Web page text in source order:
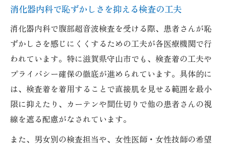
消化器内科で恥ずかしさを抑える検査の工夫
消化器内科で腹部超音波検査を受ける際、患者さんが恥
ずかしさを感じにくくするための工夫が各医療機関で行
われています。特に滋賀県守山市でも、検査着の工夫や
プライバシー確保の徹底が進められています。具体的に
は、検査着を着用することで直接肌を見せる範囲を最小
限に抑えたり、カーテンや間仕切りで他の患者さんの視
線を遮る配慮がなされています。
また、男女別の検査担当や、女性医師・女性技師の希望